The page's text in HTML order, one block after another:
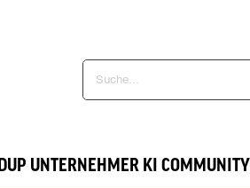
DUP UNTERNEHMER KI COMMUNITY